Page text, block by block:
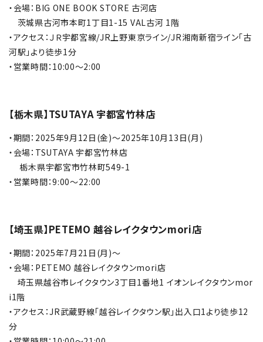
・会場：BIG ONE BOOK STORE 古河店
茨城県古河市本町1丁目1-15 VAL古河 1階
・アクセス：ＪＲ宇都宮線/JR上野東京ライン/JR湘南新宿ライン「古
河駅」より徒歩1分
・営業時間：10:00～2:00
【栃木県】TSUTAYA 宇都宮竹林店
・期間：2025年9月12日(金)～2025年10月13日(月)
・会場：TSUTAYA 宇都宮竹林店
栃木県宇都宮市竹林町549-1
・営業時間：9:00～22:00
【埼玉県】PETEMO 越谷レイクタウンmori店
・期間：2025年7月21日(月)～
・会場：PETEMO 越谷レイクタウンmori店
埼玉県越谷市レイクタウン3丁目1番地1 イオンレイクタウンmor
i1階
・アクセス：JR武蔵野線「越谷レイクタウン駅」出入口1より徒歩12
分